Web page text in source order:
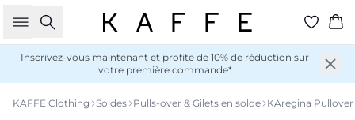
Rechercher
Inscrivez-vous maintenant et profite de 10% de réduction sur
votre première commande*
KAFFE Clothing Soldes Pulls-over & Gilets en solde KAregina Pullover